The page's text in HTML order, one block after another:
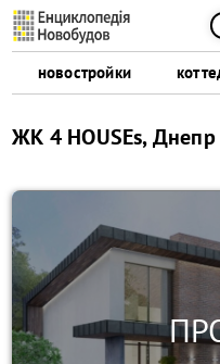
новостройки
ЖК 4 HOUSEs,